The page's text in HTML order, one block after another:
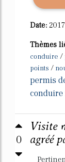
Date:
Thèmes
conduire /
points /
permis
0
Visite
agréé